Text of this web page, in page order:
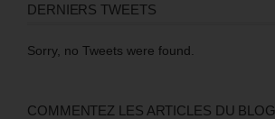
DERNIERS TWEETS
Sorry, no Tweets were found.
COMMENTEZ LES ARTICLES DU BLOG